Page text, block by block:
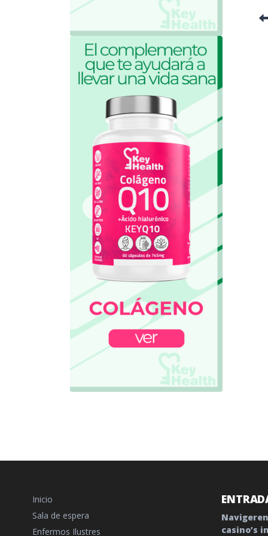
Inicio
Sala de espera
Enfermos Ilustres
casino’s